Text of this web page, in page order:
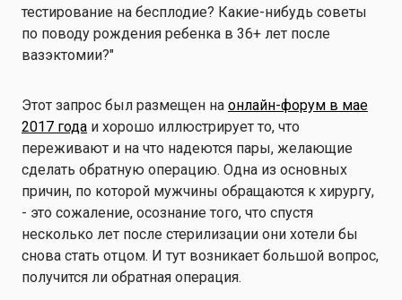
тестирование на бесплодие? Какие-нибудь советы
по поводу рождения ребенка в 36+ лет после
вазэктомии?"
Этот запрос был размещен на онлайн-форум в мае
2017 года и хорошо иллюстрирует то, что
переживают и на что надеются пары, желающие
сделать обратную операцию. Одна из основных
причин, по которой мужчины обращаются к хирургу,
- это сожаление, осознание того, что спустя
несколько лет после стерилизации они хотели бы
снова стать отцом. И тут возникает большой вопрос,
получится ли обратная операция.